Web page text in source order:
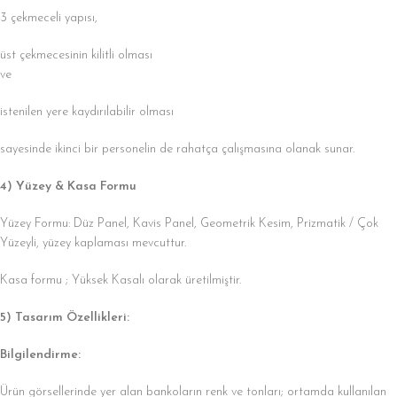
3 çekmeceli yapısı,
üst çekmecesinin kilitli olması
ve
istenilen yere kaydırılabilir olması
sayesinde ikinci bir personelin de rahatça çalışmasına olanak sunar.
4) Yüzey & Kasa Formu
Yüzey Formu: Düz Panel, Kavis Panel, Geometrik Kesim, Prizmatik / Çok
Yüzeyli, yüzey kaplaması mevcuttur.
Kasa formu ; Yüksek Kasalı olarak üretilmiştir.
5) Tasarım Özellikleri:
Bilgilendirme:
Ürün görsellerinde yer alan bankoların renk ve tonları; ortamda kullanılan